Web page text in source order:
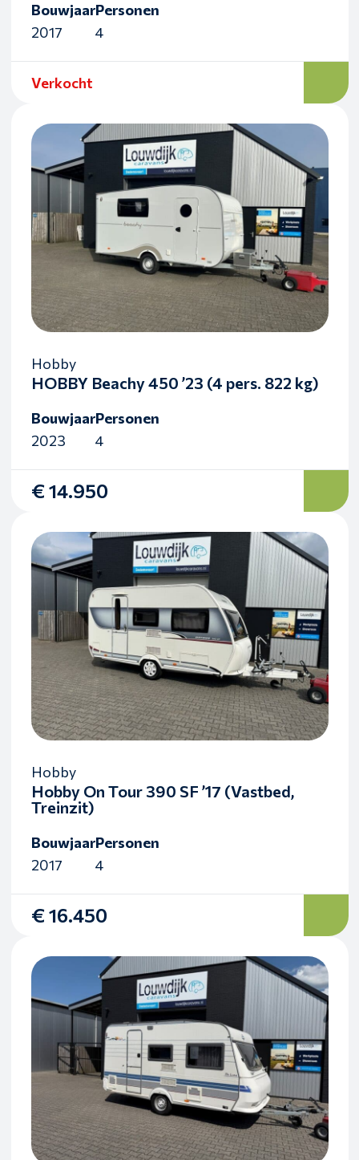
Bouwjaar
2017
Personen
4
Verkocht
Hobby
HOBBY Beachy 450 ’23 (4 pers. 822 kg)
Bouwjaar
2023
Personen
4
€ 14.950
Hobby
Hobby On Tour 390 SF ’17 (Vastbed,
Treinzit)
Bouwjaar
2017
Personen
4
€ 16.450